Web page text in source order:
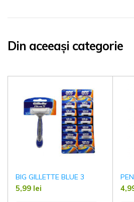
Din aceeași categorie
BIG GILLETTE BLUE 3
5,99 lei